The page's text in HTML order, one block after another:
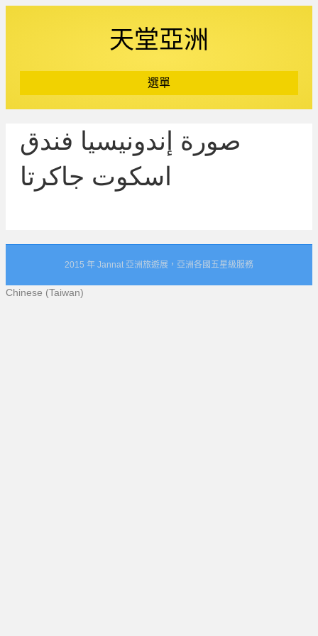
天堂亞洲
選單
صورة إندونيسيا فندق
اسكوت جاكرتا
2015 年 Jannat 亞洲旅遊展，亞洲各國五星級服務
Chinese (Taiwan)